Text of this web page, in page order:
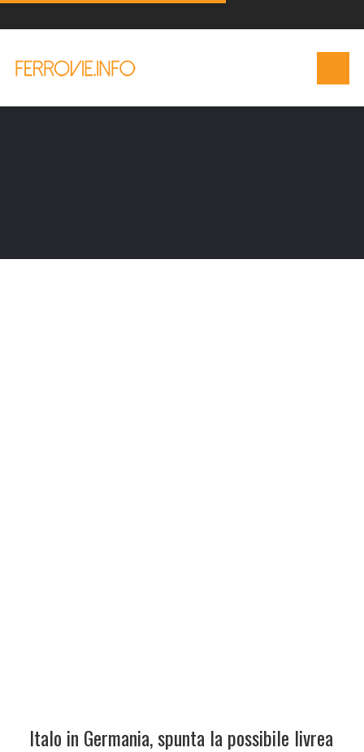
Italo in Germania, spunta la possibile livrea